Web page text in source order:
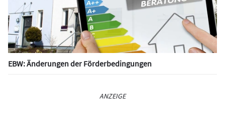
EBW: Änderungen der Förderbedingungen
ANZEIGE